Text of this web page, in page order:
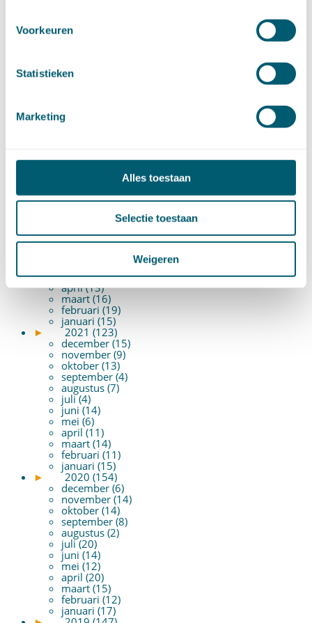
Voorkeuren
Statistieken
Marketing
Alles toestaan
Selectie toestaan
Weigeren
januari (18)
oktober (17)
juni (21)
december (13)
oktober (15)
september (12)
augustus (4)
mei (11)
april (13)
maart (16)
februari (19)
januari (15)
►
2021 (123)
december (15)
november (9)
oktober (13)
september (4)
augustus (7)
juli (4)
juni (14)
mei (6)
april (11)
maart (14)
februari (11)
januari (15)
►
2020 (154)
december (6)
november (14)
oktober (14)
september (8)
augustus (2)
juli (20)
juni (14)
mei (12)
april (20)
maart (15)
februari (12)
januari (17)